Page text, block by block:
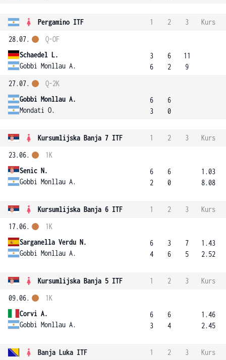
Pergamino ITF 1 2 3
Kurs
28.07.
Schaedel L.
Gobbi Monllau A.
Q-OF
3
6
6
2
11
9
27.07.
Gobbi Monllau A.
Mondati O.
Q-2K
6
3
6
0
Kursumlijska Banja 7 ITF 1 2 3
Kurs
23.06.
Senic N.
Gobbi Monllau A.
1K
6
2
6
0
1.03
8.08
Kursumlijska Banja 6 ITF 1 2 3
Kurs
17.06.
Sarganella Verdu N.
Gobbi Monllau A.
1K
6
4
3
6
7
5
1.43
2.52
Kursumlijska Banja 5 ITF 1 2 3
Kurs
09.06.
Corvi A.
Gobbi Monllau A.
1K
6
3
6
4
1.46
2.45
Banja Luka ITF 1 2 3
Kurs